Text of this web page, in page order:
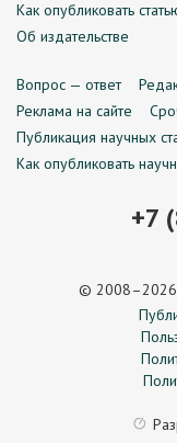
Как опубликовать
Об издательстве
Вопрос — ответ
Реклама на сайте
Публикация научных
Как опубликовать
+7
© 2008–2026,